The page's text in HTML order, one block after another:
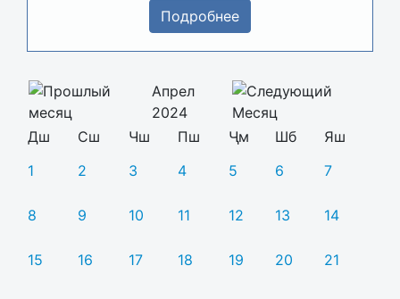
Подробнее
Апрел
2024
Дш
Сш Чш Пш Ҷм Шб
Яш
1
2 3 4 5 6 7
8 9 10 11 12 13 14
15 16 17 18 19 20 21